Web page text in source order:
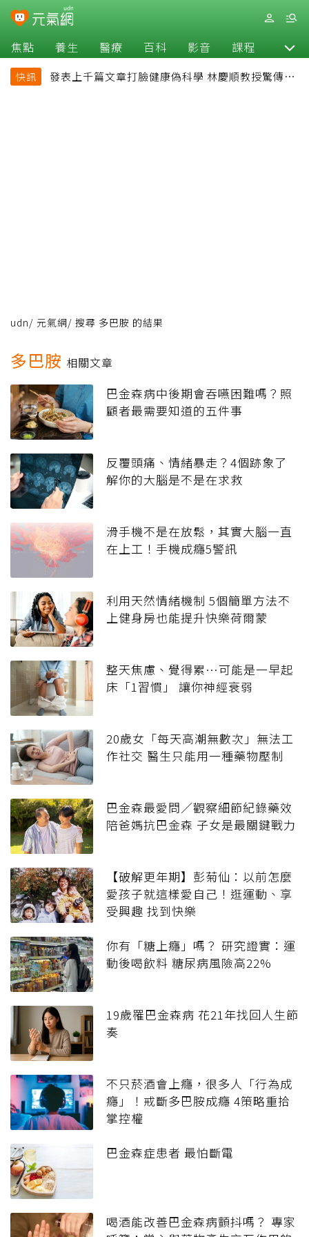
焦點 養生 醫療 百科 影音 課程 退休
快訊
發表上千篇文章打臉健康偽科學 林慶順教授驚傳意
udn/ 元氣網/ 搜尋 多巴胺 的結果
多巴胺 相關文章
巴金森病中後期會吞嚥困難嗎？照
顧者最需要知道的五件事
反覆頭痛、情緒暴走？4個跡象了
解你的大腦是不是在求救
滑手機不是在放鬆，其實大腦一直
在上工！手機成癮5警訊
利用天然情緒機制 5個簡單方法不
上健身房也能提升快樂荷爾蒙
整天焦慮、覺得累…可能是一早起
床「1習慣」 讓你神經衰弱
20歲女「每天高潮無數次」無法工
作社交 醫生只能用一種藥物壓制
巴金森最愛問／觀察細節紀錄藥效
陪爸媽抗巴金森 子女是最關鍵戰力
【破解更年期】彭菊仙：以前怎麼
愛孩子就這樣愛自己！逛運動、享
受興趣 找到快樂
你有「糖上癮」嗎？ 研究證實：運
動後喝飲料 糖尿病風險高22%
19歲罹巴金森病 花21年找回人生節
奏
不只菸酒會上癮，很多人「行為成
癮」！戒斷多巴胺成癮 4策略重拾
掌控權
巴金森症患者 最怕斷電
喝酒能改善巴金森病顫抖嗎？ 專家